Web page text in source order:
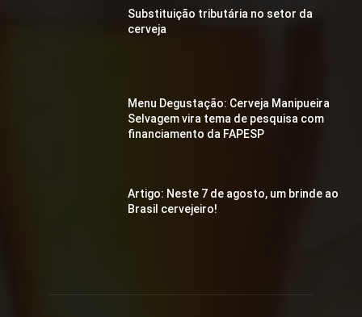
Substituição tributária no setor da
cerveja
Menu Degustação: Cerveja Manipueira
Selvagem vira tema de pesquisa com
financiamento da FAPESP
Artigo: Neste 7 de agosto, um brinde ao
Brasil cervejeiro!